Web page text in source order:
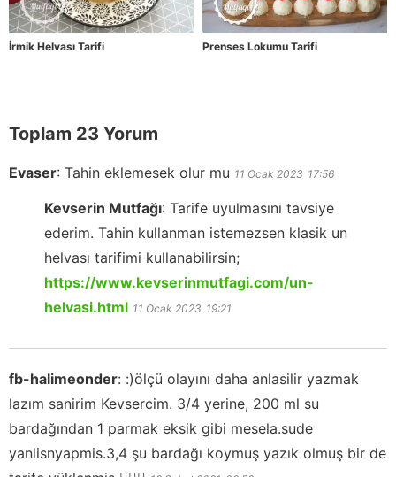
İrmik Helvası Tarifi Prenses Lokumu Tarifi
Toplam 23 Yorum
Evaser: Tahin eklemesek olur mu 11 Ocak 2023 17:56
Kevserin Mutfağı: Tarife uyulmasını tavsiye
ederim. Tahin kullanman istemezsen klasik un
helvası tarifimi kullanabilirsin;
https://www.kevserinmutfagi.com/un-
helvasi.html 11 Ocak 2023 19:21
fb-halimeonder: :)ölçü olayını daha anlasilir yazmak
lazım sanirim Kevsercim. 3/4 yerine, 200 ml su
bardağından 1 parmak eksik gibi mesela.sude
yanlisnyapmis.3,4 şu bardağı koymuş yazık olmuş bir de